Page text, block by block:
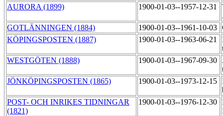
AURORA (1899)
1900-01-03--1957-12-31
GOTLÄNNINGEN (1884)
1900-01-03--1961-10-03
KÖPINGSPOSTEN (1887)
1900-01-03--1963-06-21
WESTGÖTEN (1888)
1900-01-03--1967-09-30
JÖNKÖPINGSPOSTEN (1865)
1900-01-03--1973-12-15
POST- OCH INRIKES TIDNINGAR
(1821)
1900-01-03--1976-12-30